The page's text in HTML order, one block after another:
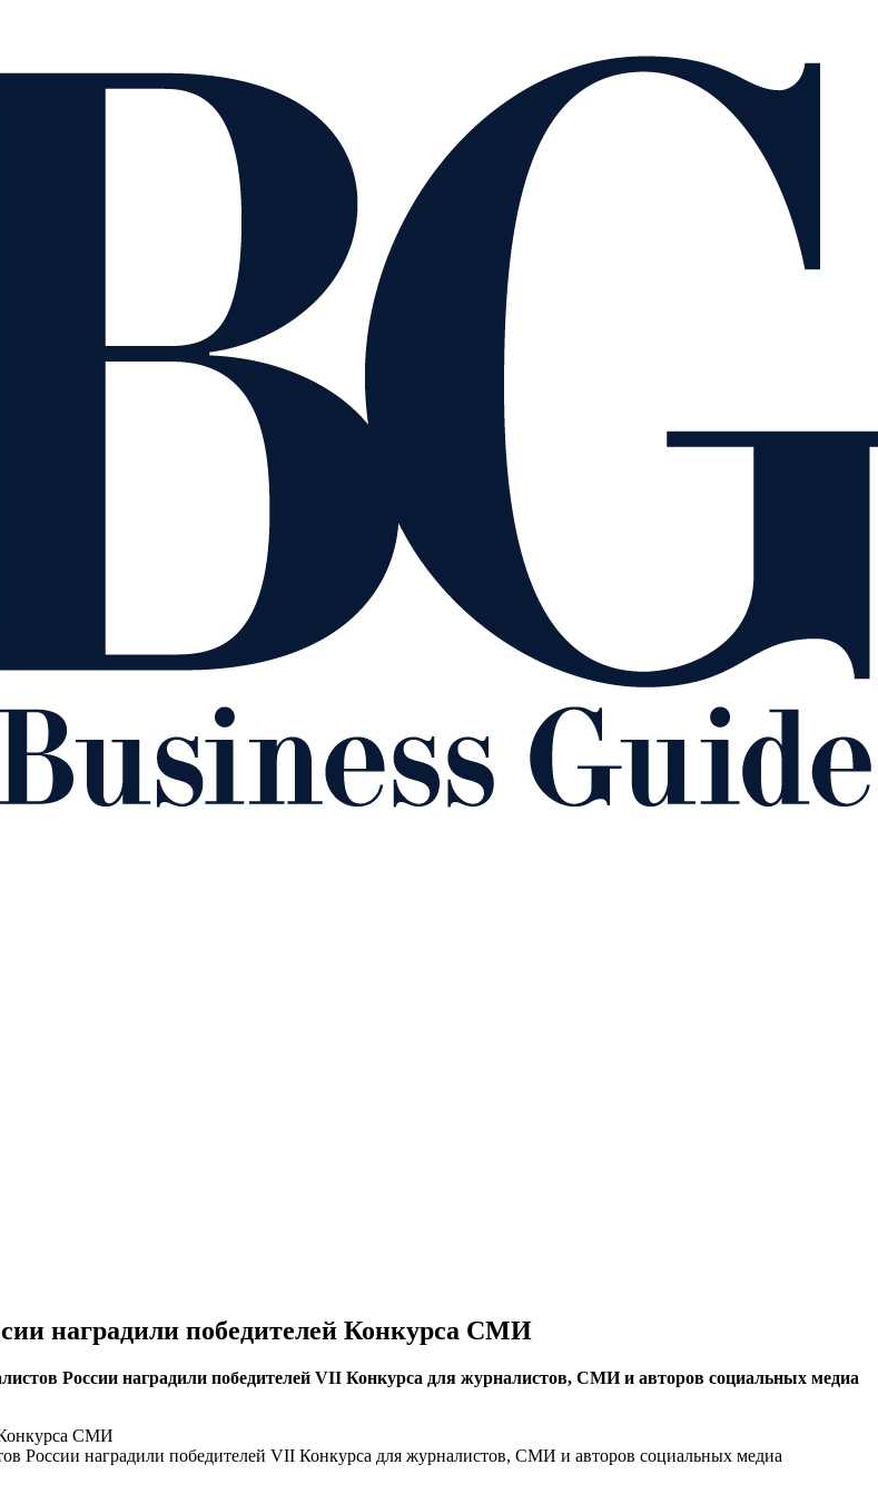
наградили победителей Конкурса СМИ
России наградили победителей VII Конкурса для журналистов, СМИ и авторов социальных медиа
Конкурса СМИ
России наградили победителей VII Конкурса для журналистов, СМИ и авторов социальных медиа